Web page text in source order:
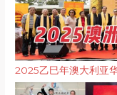
2025乙巳年澳大利亚